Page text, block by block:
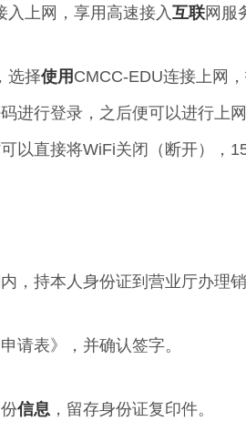
入上网，享用高速接入互联网服
选择使用 CMCC-EDU连接上网
进行登录，之后便可以进行上
以直接将WiFi关闭（断开），
内，持本人身份证到营业厅办理销
请表》，并确认签字。
信息，留存身份证复印件。